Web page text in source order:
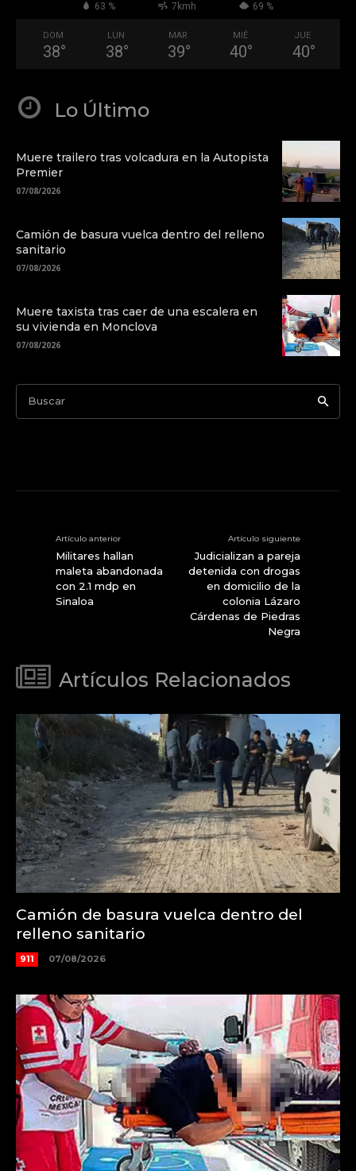
63 % 7kmh 69 %
DOM
38°
LUN
38°
MAR
39°
MIÉ
40°
JUE
40°
Lo Último
Muere trailero tras volcadura en la Autopista
Premier
07/08/2026
Camión de basura vuelca dentro del relleno
sanitario
07/08/2026
Muere taxista tras caer de una escalera en
su vivienda en Monclova
07/08/2026
Buscar
Artículo anterior
Militares hallan
maleta abandonada
con 2.1 mdp en
Sinaloa
Artículo siguiente
Judicializan a pareja
detenida con drogas
en domicilio de la
colonia Lázaro
Cárdenas de Piedras
Negra
Artículos Relacionados
Camión de basura vuelca dentro del
relleno sanitario
911 07/08/2026